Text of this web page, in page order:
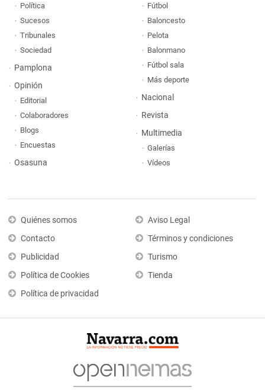
Política
Sucesos
Tribunales
Sociedad
Pamplona
Opinión
Editorial
Colaboradores
Blogs
Encuestas
Osasuna
Fútbol
Baloncesto
Pelota
Balonmano
Fútbol sala
Más deporte
Nacional
Revista
Multimedia
Galerías
Vídeos
Quiénes somos
Contacto
Publicidad
Política de Cookies
Política de privacidad
Aviso Legal
Términos y condiciones
Turismo
Tienda